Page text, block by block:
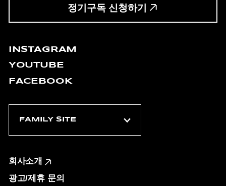
정기구독 신청하기
INSTAGRAM
YOUTUBE
FACEBOOK
회사소개
광고/제휴 문의